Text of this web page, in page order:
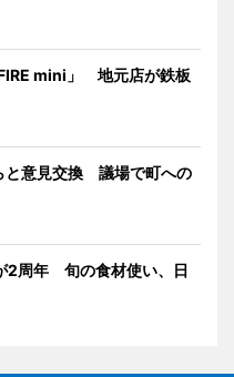
mini」 地元店が鉄板
と意見交換 議場で町への
2周年 旬の食材使い、日